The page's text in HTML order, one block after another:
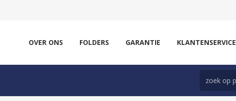
OVER ONS FOLDERS GARANTIE KLANTENSERVICE